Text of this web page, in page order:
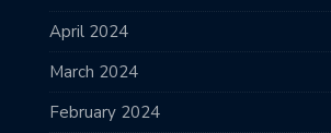
April 2024
March 2024
February 2024